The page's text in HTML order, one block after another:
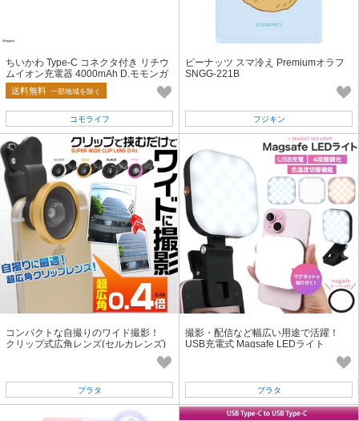
ちいかわ Type-C コネクタ付き リチウ
ムイオン充電器 4000mAh D.モモンガ
CK-87D
送料無料 一部地域を除く
コモライフ
ピーナッツ スマ冷え Premiumオラフ
SNGG-221B
フジキン
コンパクトな自撮りのワイド撮影！
クリップ式広角レンズ(セルカレンズ)
プラタ
撮影・配信など幅広い用途で活躍！
USB充電式 Magsafe LEDライト
プラタ